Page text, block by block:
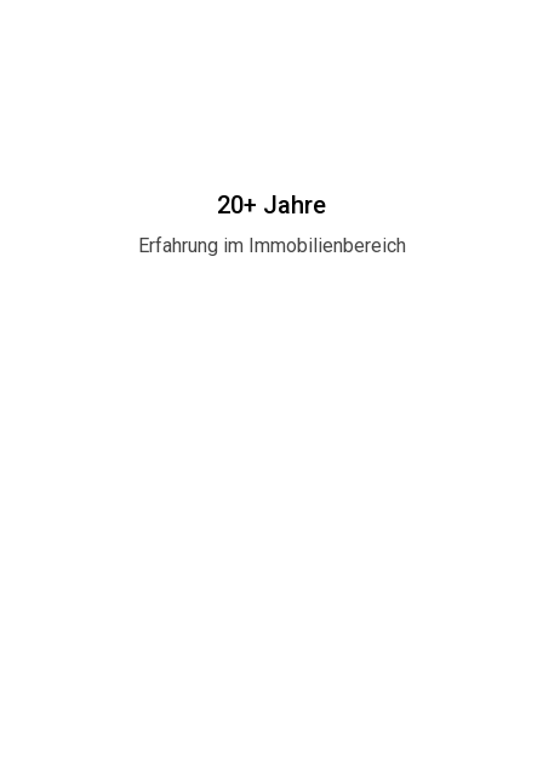
20+ Jahre
Erfahrung im Immobilienbereich